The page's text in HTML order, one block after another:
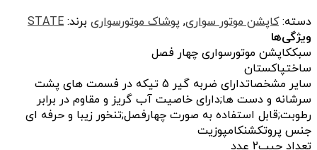
دسته:کاپشن موتور سواری, پوشاک موتورسواری برند: STATE
ویژگی‌ها
سبککاپشن موتورسواری چهار فصل
ساختپاکستان
سایر مشخصات
دارای ضربه گیر 5 تیکه در فسمت های پشت
سرشانه و دست ها;دارای خاصیت آب گریز و مقاوم در برابر
رطوبت;قابل استفاده به صورت چهارفصل;تنخور زیبا و حرفه ای
جنس پروتکشنکامپوزیت
تعداد جیب2 عدد